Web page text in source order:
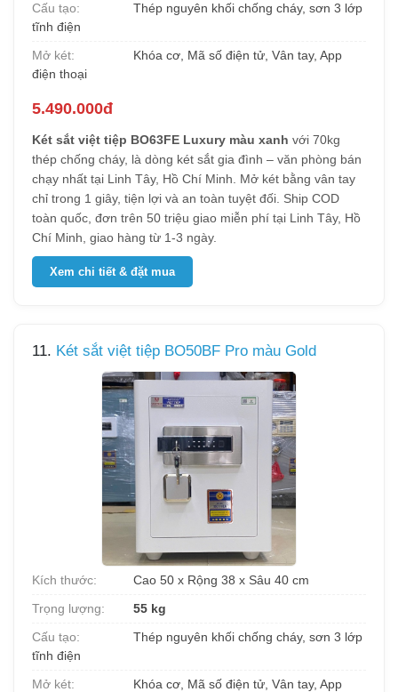
Cấu tạo:
Thép nguyên khối chống cháy, sơn 3 lớp
tĩnh điện
Mở két:
Khóa cơ, Mã số điện tử, Vân tay, App
điện thoại
5.490.000đ
Két sắt việt tiệp BO63FE Luxury màu xanh với 70kg
thép chống cháy, là dòng két sắt gia đình – văn phòng bán
chạy nhất tại Linh Tây, Hồ Chí Minh. Mở két bằng vân tay
chỉ trong 1 giây, tiện lợi và an toàn tuyệt đối. Ship COD
toàn quốc, đơn trên 50 triệu giao miễn phí tại Linh Tây, Hồ
Chí Minh, giao hàng từ 1-3 ngày.
Xem chi tiết & đặt mua
11. Két sắt việt tiệp BO50BF Pro màu Gold
Kích thước:
Cao 50 x Rộng 38 x Sâu 40 cm
Trọng lượng:
55 kg
Cấu tạo:
Thép nguyên khối chống cháy, sơn 3 lớp
tĩnh điện
Mở két:
Khóa cơ, Mã số điện tử, Vân tay, App